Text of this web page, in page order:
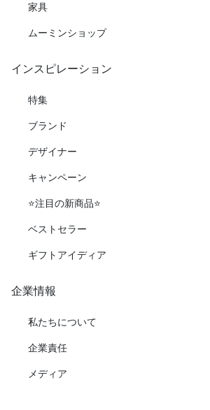
家具
ムーミンショップ
インスピレーション
特集
ブランド
デザイナー
キャンペーン
⭐️注目の新商品⭐️
ベストセラー
ギフトアイディア
企業情報
私たちについて
企業責任
メディア